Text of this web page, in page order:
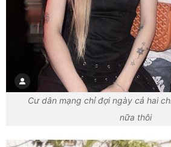
Cư dân mạng chỉ đợi ngày cả hai
nữa thôi